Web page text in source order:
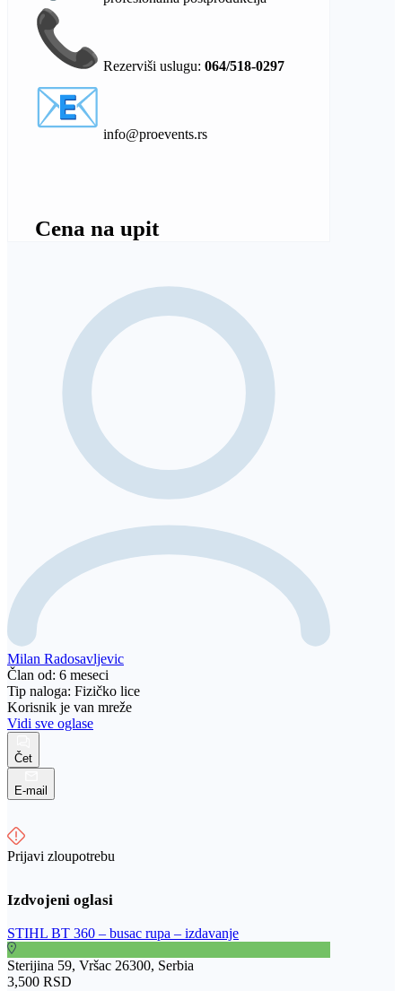
Rezerviši uslugu: 064/518-0297
info@proevents.rs
Cena na upit
Milan Radosavljevic
Član od: 6 meseci
Tip naloga: Fizičko lice
Korisnik je van mreže
Vidi sve oglase
Čet
E-mail
Prijavi zloupotrebu
STIHL BT 360 – busac rupa – izdavanje
Sterijina 59, Vršac 26300, Serbia
3,500 RSD